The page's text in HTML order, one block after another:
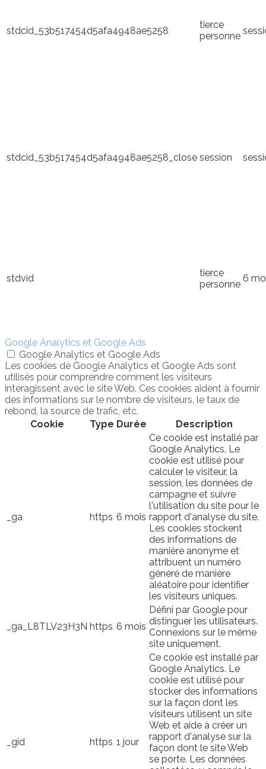
stdcid_53b517454d5afa4948ae5258
tierce
personne
stdcid_53b517454d5afa4948ae5258_close session
stdvid
tierce
personne
6
Google Analytics et Google Ads
Google Analytics et Google Ads
Les cookies de Google Analytics et Google Ads sont
utilisés pour comprendre comment les visiteurs
interagissent avec le site Web. Ces cookies aident à fournir
des informations sur le nombre de visiteurs, le taux de
rebond, la source de trafic, etc.
Cookie
Type Durée Description
_ga https 6 mois
Ce cookie est installé par
Google Analytics. Le
cookie est utilisé pour
calculer le visiteur, la
session, les données de
campagne et suivre
l'utilisation du site pour le
rapport d'analyse du site.
Les cookies stockent
des informations de
manière anonyme et
attribuent un numéro
généré de manière
aléatoire pour identifier
les visiteurs uniques.
_ga_L8TLV23H3N https 6 mois
Défini par Google pour
distinguer les utilisateurs.
Connexions sur le même
site uniquement.
_gid https 1 jour
Ce cookie est installé par
Google Analytics. Le
cookie est utilisé pour
stocker des informations
sur la façon dont les
visiteurs utilisent un site
Web et aide à créer un
rapport d'analyse sur la
façon dont le site Web
se porte. Les données